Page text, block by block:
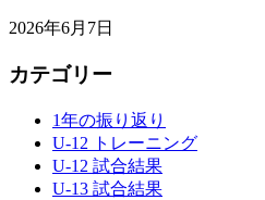
2026年6月7日
カテゴリー
1年の振り返り
U-12 トレーニング
U-12 試合結果
U-13 試合結果